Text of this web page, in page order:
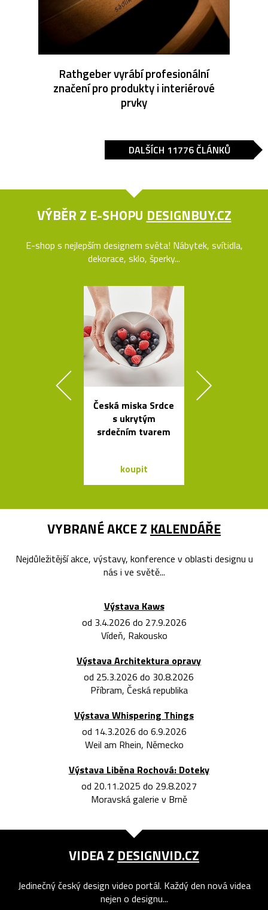
Rathgeber vyrábí profesionální
značení pro produkty i interiérové
prvky
DALŠÍCH 11776 ČLÁNKŮ
VÝBĚR Z E-SHOPU DESIGNBUY.CZ
E-shop s nejlepším designem světa! Nábytek, svítidla,
dekorace, sklo, šperky...
Česká miska Srdce
s ukrytým
srdečním tvarem
koupit
VYBRANÉ AKCE Z KALENDÁŘE
Nejdůležitější akce, výstavy, konference v oblasti designu u
nás i ve světě...
Výstava Kaws
od 3.4.2026 do 27.9.2026
Vídeň, Rakousko
Výstava Architektura opravy
od 25.3.2026 do 30.8.2026
Příbram, Česká republika
Výstava Whispering Things
od 14.3.2026 do 6.9.2026
Weil am Rhein, Německo
Výstava Liběna Rochová: Doteky
od 20.11.2025 do 29.8.2027
Moravská galerie v Brně
VIDEA Z DESIGNVID.CZ
Jedinečný český design video portál. Každý den nová videa
nejen o designu...